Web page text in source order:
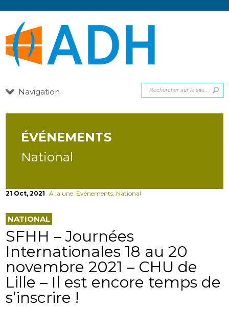
Navigation
ÉVÉNEMENTS
National
21 Oct, 2021 A la une, Evénements, National
NATIONAL
SFHH – Journées
Internationales 18 au 20
novembre 2021 – CHU de
Lille – Il est encore temps de
s’inscrire !